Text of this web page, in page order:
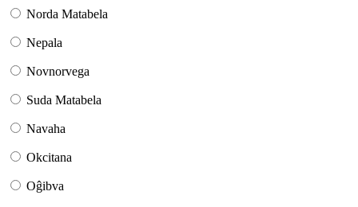
Norda Matabela
Nepala
Novnorvega
Suda Matabela
Navaha
Okcitana
Oĝibva